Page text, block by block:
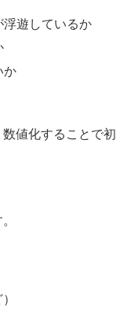
遊しているか
か
値化することで初